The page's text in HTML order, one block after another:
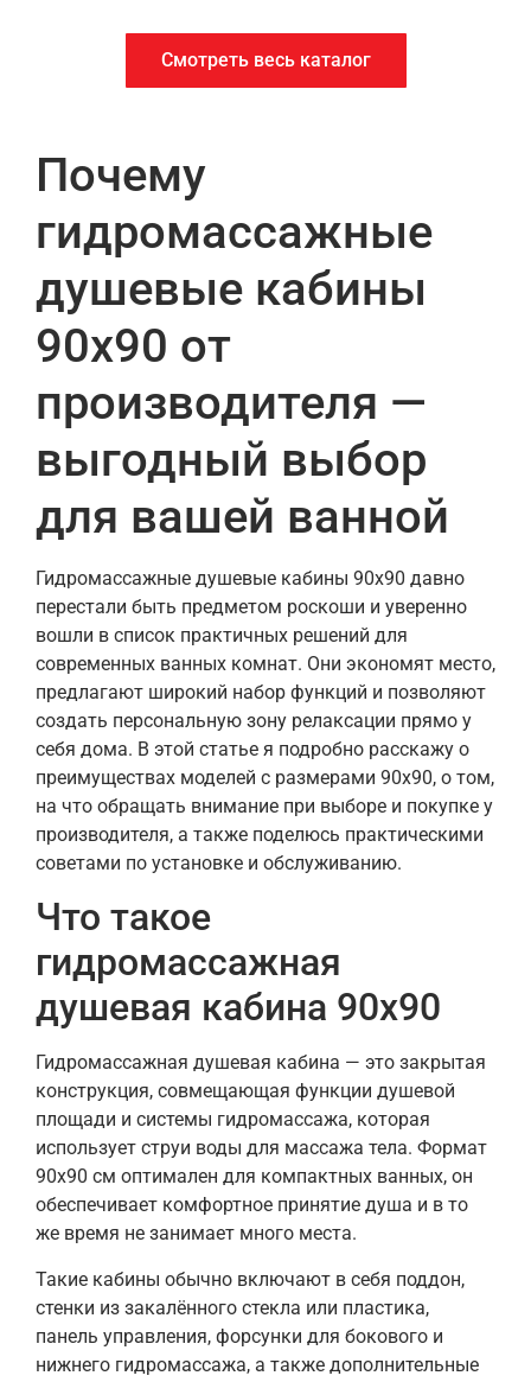
Смотреть весь каталог
Почему
гидромассажные
душевые кабины
90х90 от
производителя —
выгодный выбор
для вашей ванной
Гидромассажные душевые кабины 90х90 давно
перестали быть предметом роскоши и уверенно
вошли в список практичных решений для
современных ванных комнат. Они экономят место,
предлагают широкий набор функций и позволяют
создать персональную зону релаксации прямо у
себя дома. В этой статье я подробно расскажу о
преимуществах моделей с размерами 90х90, о том,
на что обращать внимание при выборе и покупке у
производителя, а также поделюсь практическими
советами по установке и обслуживанию.
Что такое
гидромассажная
душевая кабина 90х90
Гидромассажная душевая кабина — это закрытая
конструкция, совмещающая функции душевой
площади и системы гидромассажа, которая
использует струи воды для массажа тела. Формат
90х90 см оптимален для компактных ванных, он
обеспечивает комфортное принятие душа и в то
же время не занимает много места.
Такие кабины обычно включают в себя поддон,
стенки из закалённого стекла или пластика,
панель управления, форсунки для бокового и
нижнего гидромассажа, а также дополнительные